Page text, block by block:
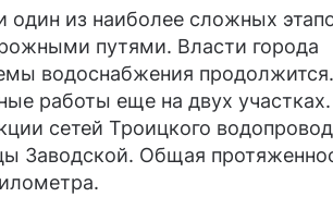
из наиболее сложных
путями. Власти города
водоснабжения
работы еще на двух
сетей Троицкого
Заводской. Общая